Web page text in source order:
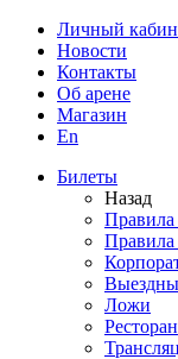
Личный
Новости
Контакты
Об арене
Магазин
En
Билеты
Назад
Правила
Правила
Ложи
Ресторан